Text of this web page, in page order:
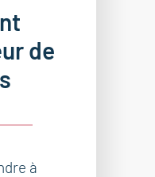
de
à